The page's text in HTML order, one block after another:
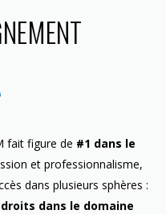
fait figure de #1 dans le
et professionnalisme,
dans plusieurs sphères :
dans le domaine